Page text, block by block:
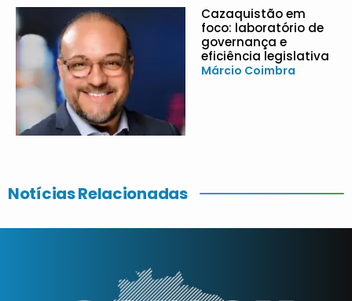
Cazaquistão em
foco: laboratório de
governança e
eficiência legislativa
Márcio Coimbra
Notícias Relacionadas